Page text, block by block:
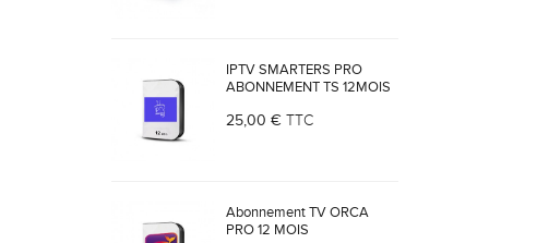
IPTV SMARTERS PRO
ABONNEMENT TS 12MOIS
25,00 € TTC
Abonnement TV ORCA
PRO 12 MOIS